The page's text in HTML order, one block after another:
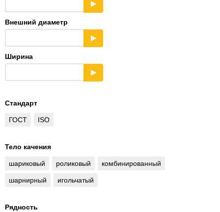
▶
Внешний диаметр
▶
Ширина
▶
Стандарт
ГОСТ ISO
Тело качения
шариковый роликовый комбинированный
шарнирный игольчатый
Рядность